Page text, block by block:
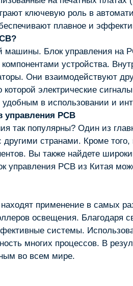
ключевую роль в
плавное и
машины. Блок управления на
устройства.
Они взаимодействуют
электрические
удобным в использовании и
управления PCB
так популярны? Один из
странами. Кроме
Вы также найдете
управления PCB из Китая
находят применение в самых
освещения. Благодаря
системы.
многих процессов. В
во всем мире.